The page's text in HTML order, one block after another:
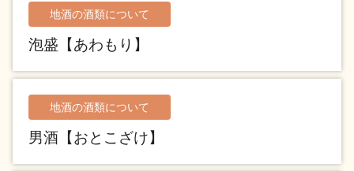
地酒川柳
地酒の酒類について
泡盛【あわもり】
地酒の酒類について
男酒【おとこざけ】